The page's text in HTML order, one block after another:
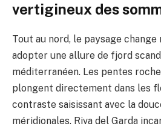
vertigineux des
Tout au nord, le paysage
adopter une allure de fjord
méditerranéen. Les pentes
plongent directement dans les
contraste saisissant avec la
méridionales. Riva del Garda